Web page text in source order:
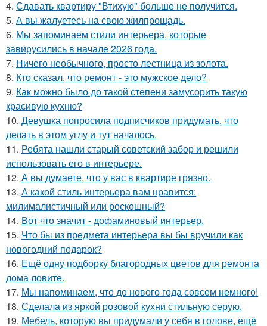
4. Сдавать квартиру "Втихую" больше не получится.
5. А вы жалуетесь на свою жилпрощадь.
6. Мы запоминаем стили интерьера, которые
завирусились в начале 2026 года.
7. Ничего необычного, просто лестница из золота.
8. Кто сказал, что ремонт - это мужское дело?
9. Как можно было до такой степени замусорить такую
красивую кухню?
10. Девушка попросила подписчиков придумать, что
делать в этом углу и тут началось.
11. Ребята нашли старый советский забор и решили
использовать его в интерьере.
12. А вы думаете, что у вас в квартире грязно.
13. А какой стиль интерьера вам нравится:
милималистичный или роскошный?
14. Вот что значит - дофаминовый интерьер.
15. Что бы из предмета интерьера вы бы вручили как
новогодний подарок?
16. Ещё одну подборку благородных цветов для ремонта
дома ловите.
17. Мы напоминаем, что до нового года совсем немного!
18. Сделала из яркой розовой кухни стильную серую.
19. Мебель, которую вы придумали у себя в голове, ещё